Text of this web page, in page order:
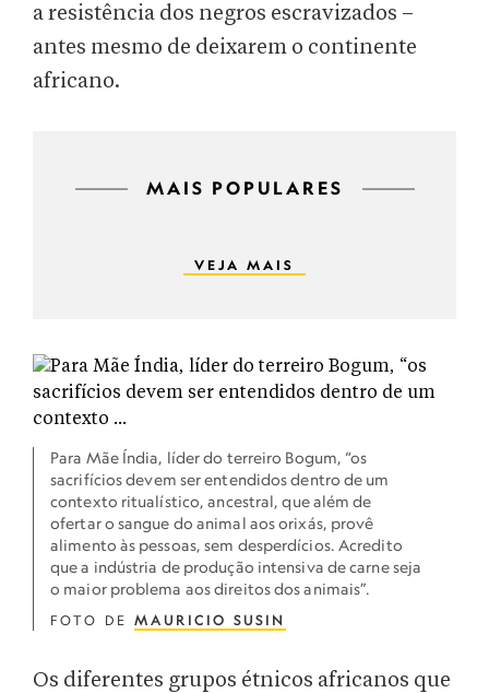
a resistência dos negros escravizados –
antes mesmo de deixarem o continente
africano.
MAIS POPULARES
VEJA MAIS
Para Mãe Índia, líder do terreiro Bogum, “os
sacrifícios devem ser entendidos dentro de um
contexto ritualístico, ancestral, que além de
ofertar o sangue do animal aos orixás, provê
alimento às pessoas, sem desperdícios. Acredito
que a indústria de produção intensiva de carne seja
o maior problema aos direitos dos animais”.
FOTO DE MAURICIO SUSIN
Os diferentes grupos étnicos africanos que